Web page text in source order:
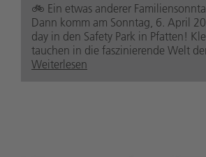
🚲️ Ein etwas anderer
Dann komm am Sonntag, 6. April
day in den Safety Park in Pfatten!
tauchen in die faszinierende Welt
Weiterlesen